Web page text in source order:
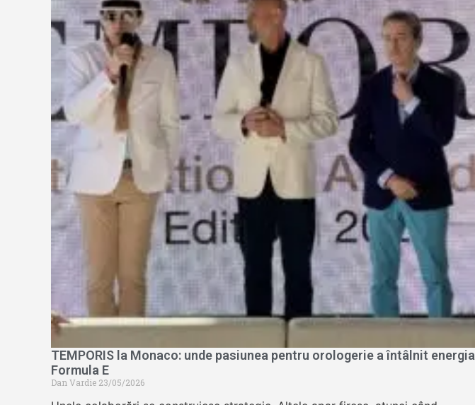
TEMPORIS la Monaco: unde pasiunea pentru orologerie a întâlnit energia
Formula E
Dan Vardie 23/05/2026